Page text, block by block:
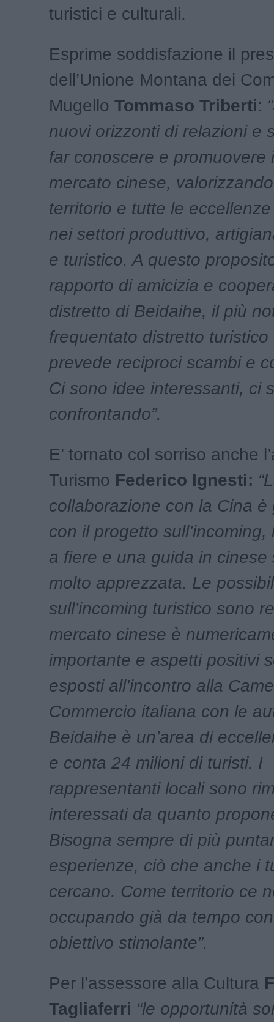
turistici e culturali.
Esprime soddisfazione il
dell’Unione Montana dei
Mugello Tommaso Triberti:
nuovi orizzonti di relazioni e
far conoscere e promuovere
mercato cinese,
territorio e tutte le
nei settori produttivo,
e turistico. A questo
rapporto di amicizia e
distretto di Beidaihe, il più
frequentato distretto turistico
prevede reciproci scambi e
Ci sono idee interessanti, ci
confrontando”.
E’ tornato col sorriso anche
Turismo Federico Ignesti:
collaborazione con la Cina è
con il progetto
a fiere e una guida in cinese
molto apprezzata. Le
sull’incoming turistico sono
mercato cinese è
importante e aspetti positivi
esposti all’incontro alla
Commercio italiana con le
Beidaihe è un’area di
e conta 24 milioni di turisti. I
rappresentanti locali sono
interessati da quanto
Bisogna sempre di più
esperienze, ciò che anche i
cercano. Come territorio ce
occupando già da tempo
obiettivo stimolante”.
Per l’assessore alla Cultura
Tagliaferri “le opportunità